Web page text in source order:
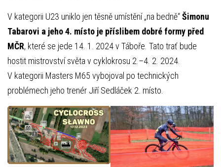
V kategorii U23 uniklo jen těsně umístění „na bedně“Šimonu
Tabarovi a jeho 4. místo je příslibem dobré formy před
MČR, které se jede 14. 1. 2024 v Táboře. Tato trať bude
hostit mistrovství světa v cyklokrosu 2.–4. 2. 2024.
V kategorii Masters M65 vybojoval po technických
problémech jeho trenér Jiří Sedláček 2. místo.